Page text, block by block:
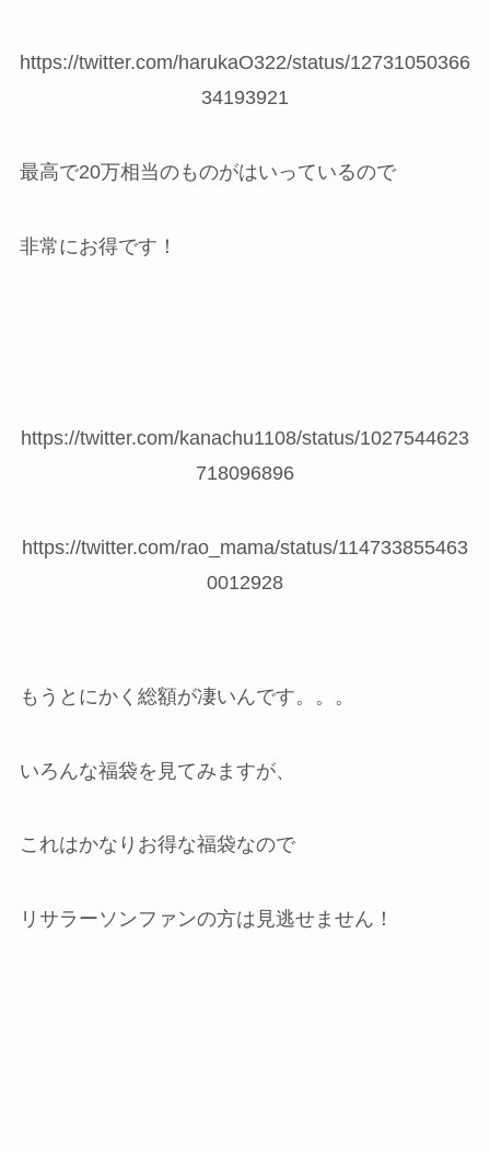
https://twitter.com/harukaO322/status/12731050366
34193921
最高で20万相当のものがはいっているので
非常にお得です！
https://twitter.com/kanachu1108/status/1027544623
718096896
https://twitter.com/rao_mama/status/114733855463
0012928
もうとにかく総額が凄いんです。。。
いろんな福袋を見てみますが、
これはかなりお得な福袋なので
リサラーソンファンの方は見逃せません！